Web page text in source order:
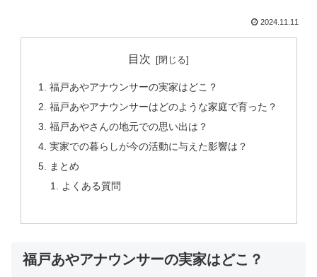
2024.11.11
目次
福戸あやアナウンサーの実家はどこ？
福戸あやアナウンサーはどのような家庭で育った？
福戸あやさんの地元での思い出は？
実家での暮らしが今の活動に与えた影響は？
まとめ
よくある質問
福戸あやアナウンサーの実家はどこ？